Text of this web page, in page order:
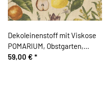
Dekoleinenstoff mit Viskose
POMARIUM, Obstgarten,
natur, Clarke & Clarke
59,00 € *